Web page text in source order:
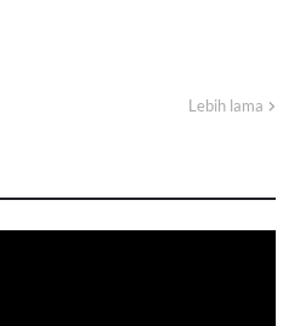
Lebih lama